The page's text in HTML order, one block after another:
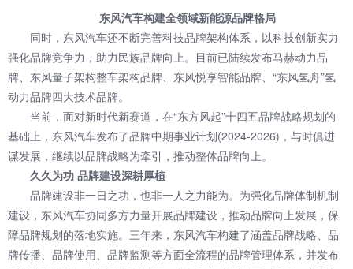
东风汽车构建全领域新能源品牌格局
同时，东风汽车还不断完善科技品牌架构体系，以科技创新实力
强化品牌竞争力，助力民族品牌向上。目前已陆续发布马赫动力品
牌、东风量子架构整车架构品牌、东风悦享智能品牌、“东风氢舟”氢
动力品牌四大技术品牌。
当前，面对新时代新赛道，在“东方风起”十四五品牌战略规划的
基础上，东风汽车发布了品牌中期事业计划(2024-2026)，与时俱进
谋发展，继续以品牌战略为牵引，推动整体品牌向上。
久久为功 品牌建设深耕厚植
品牌建设非一日之功，也非一人之力能为。为强化品牌体制机制
建设，东风汽车协同多方力量开展品牌建设，推动品牌向上发展，保
障品牌规划的落地实施。三年来，东风汽车构建了涵盖品牌战略、品
牌传播、品牌使用、品牌监测等方面全流程的品牌管理体系，并发布